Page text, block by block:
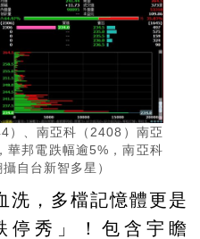
）、南亞科（2408）南亞
華邦電跌幅逾5%，南亞科
自台新智多星）
洗，多檔記憶體更是
停秀」！包含宇瞻